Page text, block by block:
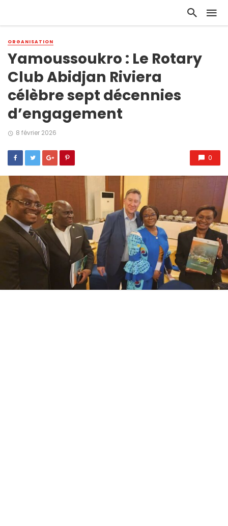
ORGANISATION
Yamoussoukro : Le Rotary
Club Abidjan Riviera
célèbre sept décennies
d’engagement
8 février 2026
0